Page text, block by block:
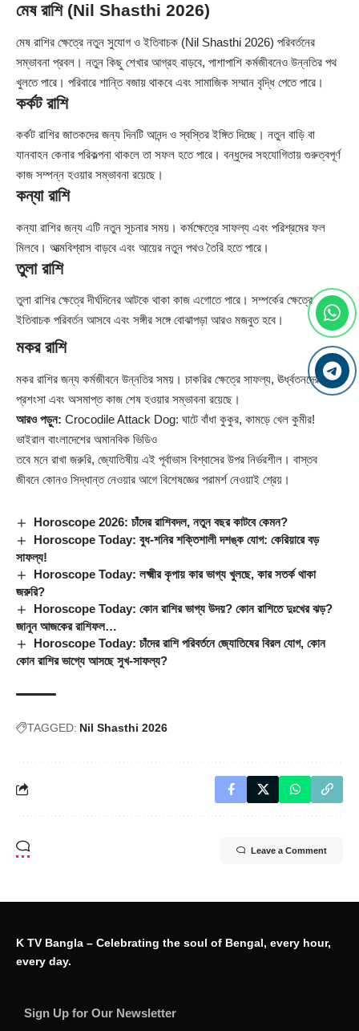
মেষ রাশি (Nil Shasthi 2026)
মেষ রাশির ক্ষেত্রে নতুন সুযোগ ও ইতিবাচক (Nil Shasthi 2026) পরিবর্তনের
সম্ভাবনা প্রবল। নতুন কিছু শেখার আগ্রহ বাড়বে, পাশাপাশি কর্মজীবনেও উন্নতির পথ
খুলতে পারে। পরিবারে শান্তি বজায় থাকবে এবং সামাজিক সম্মান বৃদ্ধি পেতে পারে।
কর্কট রাশি
কর্কট রাশির জাতকদের জন্য দিনটি আনন্দ ও স্বস্তির ইঙ্গিত দিচ্ছে। নতুন বাড়ি বা
যানবাহন কেনার পরিকল্পনা থাকলে তা সফল হতে পারে। বন্ধুদের সহযোগিতায় গুরুত্বপূর্ণ
কাজ সম্পন্ন হওয়ার সম্ভাবনা রয়েছে।
কন্যা রাশি
কন্যা রাশির জন্য এটি নতুন সূচনার সময়। কর্মক্ষেত্রে সাফল্য এবং পরিশ্রমের ফল
মিলবে। আত্মবিশ্বাস বাড়বে এবং আয়ের নতুন পথও তৈরি হতে পারে।
তুলা রাশি
তুলা রাশির ক্ষেত্রে দীর্ঘদিনের আটকে থাকা কাজ এগোতে পারে। সম্পর্কের ক্ষেত্রে
ইতিবাচক পরিবর্তন আসবে এবং সঙ্গীর সঙ্গে বোঝাপড়া আরও মজবুত হবে।
মকর রাশি
মকর রাশির জন্য কর্মজীবনে উন্নতির সময়। চাকরির ক্ষেত্রে সাফল্য, ঊর্ধ্বতনদের
প্রশংসা এবং অসমাপ্ত কাজ শেষ হওয়ার সম্ভাবনা রয়েছে।
আরও পড়ুন: Crocodile Attack Dog: ঘাটে বাঁধা কুকুর, কামড়ে খেল কুমীর!
ভাইরাল বাংলাদেশের অমানবিক ভিডিও
তবে মনে রাখা জরুরি, জ্যোতিষীয় এই পূর্বাভাস বিশ্বাসের উপর নির্ভরশীল। বাস্তব
জীবনে কোনও সিদ্ধান্ত নেওয়ার আগে বিশেষজ্ঞের পরামর্শ নেওয়াই শ্রেয়।
Horoscope 2026: চাঁদের রাশিবদল, নতুন বছর কাটবে কেমন?
Horoscope Today: বুধ-শনির শক্তিশালী দশঙ্ক যোগ: কেরিয়ারে বড়
সাফল্য!
Horoscope Today: লক্ষ্মীর কৃপায় কার ভাগ্য খুলছে, কার সতর্ক থাকা
জরুরি?
Horoscope Today: কোন রাশির ভাগ্য উদয়? কোন রাশিতে দুঃখের ঝড়?
জানুন আজকের রাশিফল…
Horoscope Today: চাঁদের রাশি পরিবর্তনে জ্যোতিষের বিরল যোগ, কোন
কোন রাশির ভাগ্যে আসছে সুখ-সাফল্য?
TAGGED: Nil Shasthi 2026
Leave a Comment
K TV Bangla – Celebrating the soul of Bengal, every hour,
every day.
Sign Up for Our Newsletter